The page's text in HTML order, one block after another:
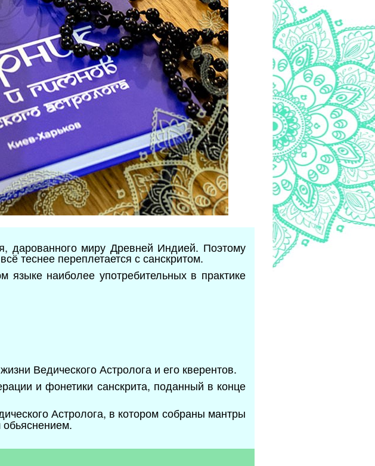
дарованного миру Древней Индией. Поэтому
теснее переплетается с санскритом.
наиболее употребительных в практике
Ведического Астролога и его кверентов.
и фонетики санскрита, поданный в конце
Астролога, в котором собраны мантры